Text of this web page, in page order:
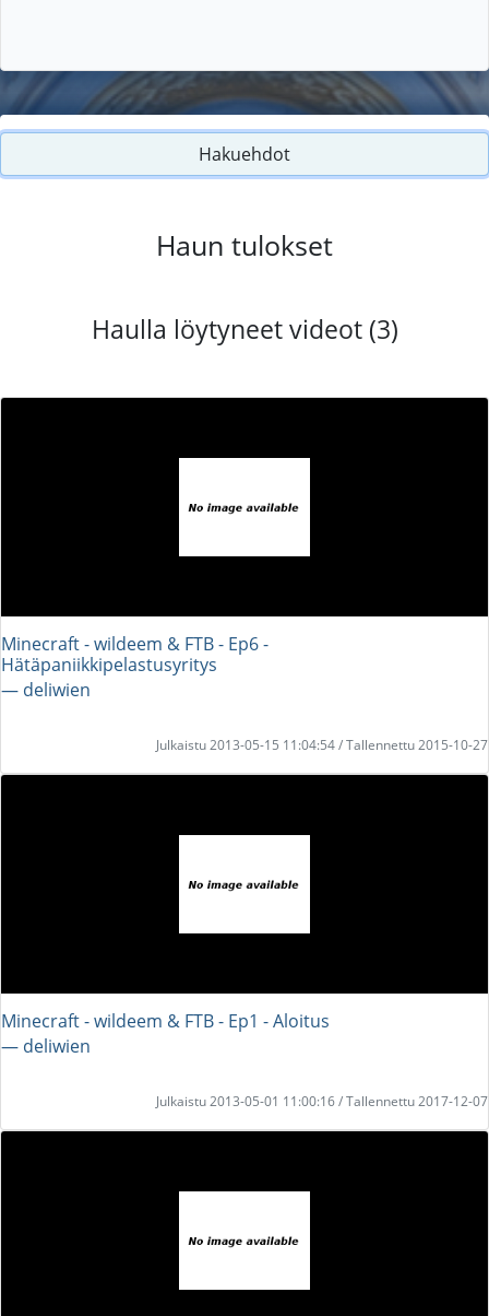
Hakuehdot
Haun tulokset
Haulla löytyneet videot (3)
Minecraft - wildeem & FTB - Ep6 -
Hätäpaniikkipelastusyritys
― deliwien
Julkaistu 2013-05-15 11:04:54 / Tallennettu 2015-10-27
Minecraft - wildeem & FTB - Ep1 - Aloitus
― deliwien
Julkaistu 2013-05-01 11:00:16 / Tallennettu 2017-12-07